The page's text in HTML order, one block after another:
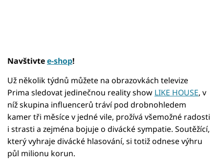
Navštivtee-shop!
Už několik týdnů můžete na obrazovkách televize
Prima sledovat jedinečnou reality show LIKE HOUSE, v
níž skupina influencerů tráví pod drobnohledem
kamer tři měsíce v jedné vile, prožívá všemožné radosti
i strasti a zejména bojuje o divácké sympatie. Soutěžící,
který vyhraje divácké hlasování, si totiž odnese výhru
půl milionu korun.